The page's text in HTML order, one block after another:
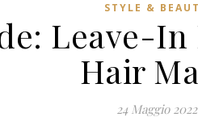
STYLE &
Leave-
Hair
24 Maggio 2022